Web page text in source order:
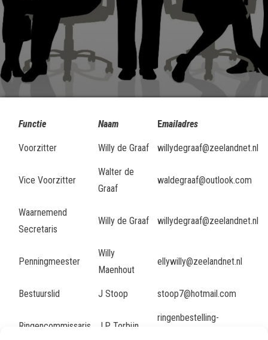
Functie Naam Emailadres
Voorzitter Willy de Graaf willydegraaf@zeelandnet.nl
Vice Voorzitter
Walter de
Graaf
waldegraaf@outlook.com
Waarnemend
Secretaris
Willy de Graaf willydegraaf@zeelandnet.nl
Penningmeester
Willy
Maenhout
ellywilly@zeelandnet.nl
Bestuurslid J Stoop stoop7@hotmail.com
Ringencommissaris J.P. Torbijn
ringenbestelling-